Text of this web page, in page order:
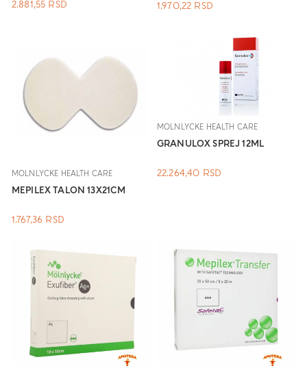
2.881,55 RSD 1.970,22 RSD
MOLNLYCKE HEALTH CARE
MEPILEX TALON 13X21CM
1.767,36 RSD
MOLNLYCKE HEALTH CARE
GRANULOX SPREJ 12ML
22.264,40 RSD